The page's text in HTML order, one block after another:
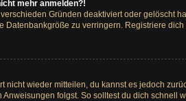
mehr anmelden?!
Gründen deaktiviert oder gelöscht
zu verringern. Registriere
nicht wieder mitteilen, du kannst es jedoch
Anweisungen folgst. So solltest du dich schnell